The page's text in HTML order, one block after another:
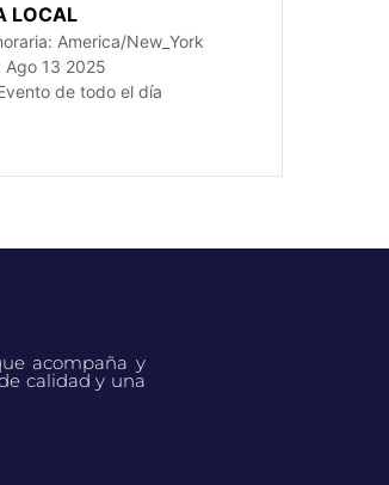
LOCAL
America/New_York
Ago 13 2025
de todo el día
acompaña y
calidad y una